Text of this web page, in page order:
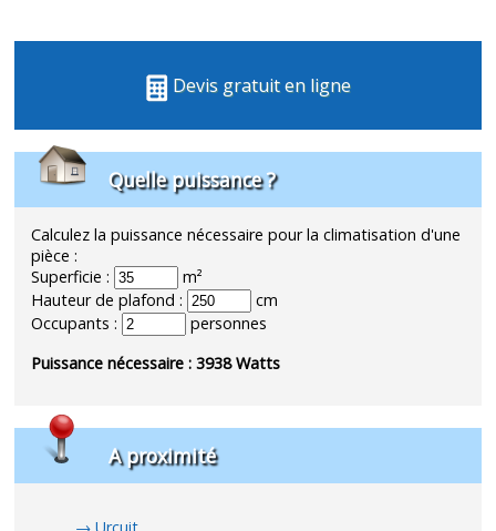
Devis gratuit en ligne
Quelle puissance ?
Calculez la puissance nécessaire pour la climatisation d'une
pièce :
Superficie :
m²
Hauteur de plafond :
cm
Occupants :
personnes
Puissance nécessaire :3938Watts
A proximité
Urcuit